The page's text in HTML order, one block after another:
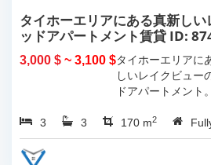
タイホーエリアにある真新し
ッドアパートメント賃貸 ID:
3,000 $ ~ 3,100 $タイホーエリアに
しいレイクビュー
ドアパートメント
3 3 170 m2